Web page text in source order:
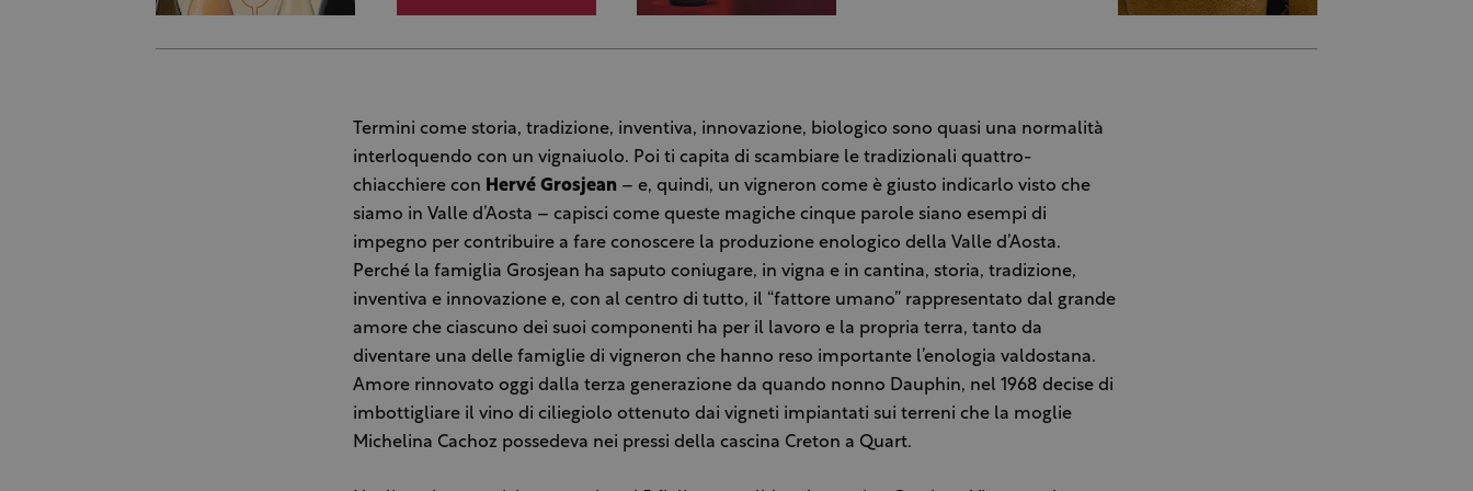
Termini come storia, tradizione, inventiva, innovazione, biologico sono quasi una normalità
interloquendo con un vignaiuolo. Poi ti capita di scambiare le tradizionali quattro-
chiacchiere con Hervé Grosjean – e, quindi, un vigneron come è giusto indicarlo visto che
siamo in Valle d’Aosta – capisci come queste magiche cinque parole siano esempi di
impegno per contribuire a fare conoscere la produzione enologico della Valle d’Aosta.
Perché la famiglia Grosjean ha saputo coniugare, in vigna e in cantina, storia, tradizione,
inventiva e innovazione e, con al centro di tutto, il “fattore umano” rappresentato dal grande
amore che ciascuno dei suoi componenti ha per il lavoro e la propria terra, tanto da
diventare una delle famiglie di vigneron che hanno reso importante l’enologia valdostana.
Amore rinnovato oggi dalla terza generazione da quando nonno Dauphin, nel 1968 decise di
imbottigliare il vino di ciliegiolo ottenuto dai vigneti impiantati sui terreni che la moglie
Michelina Cachoz possedeva nei pressi della cascina Creton a Quart.